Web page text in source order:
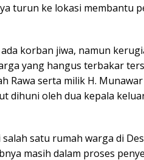
turun ke lokasi membantu
korban jiwa, namun
yang hangus terbakar
Rawa serta milik H.
dihuni oleh dua kepala
satu rumah warga di
masih dalam proses